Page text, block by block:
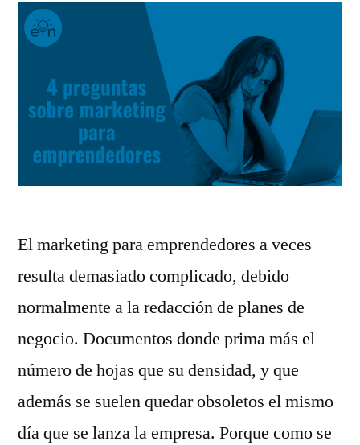
El marketing para emprendedores a veces
resulta demasiado complicado, debido
normalmente a la redacción de planes de
negocio. Documentos donde prima más el
número de hojas que su densidad, y que
además se suelen quedar obsoletos el mismo
día que se lanza la empresa. Porque como se